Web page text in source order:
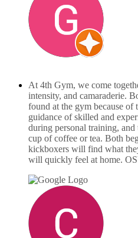
At 4th Gym, we come
intensity, and camaraderie.
found at the gym because of
guidance of skilled and
during personal training, and
cup of coffee or tea. Both
kickboxers will find what
will quickly feel at home.